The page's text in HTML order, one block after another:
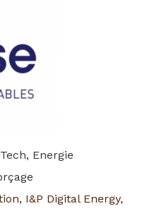
Energie
, I&P Digital Energy,